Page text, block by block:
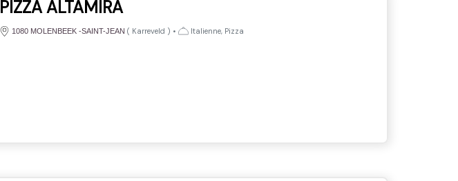
PIZZA ALTAMIRA
1080 MOLENBEEK -SAINT-JEAN ( Karreveld ) • Italienne, Pizza